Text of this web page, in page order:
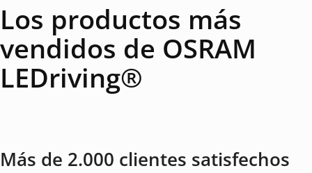
Los productos más
vendidos de OSRAM
LEDriving®
Más de 2.000 clientes satisfechos